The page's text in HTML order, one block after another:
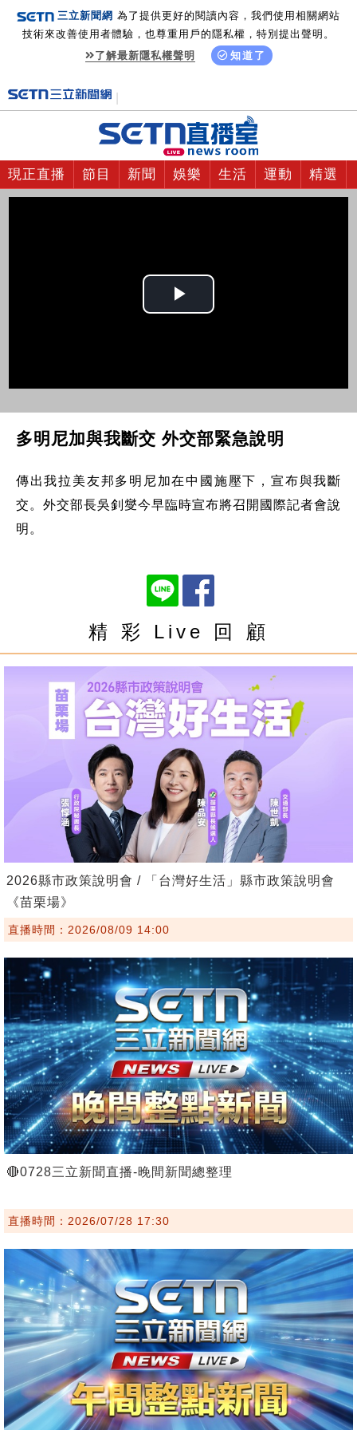
三立新聞網 為了提供更好的閱讀內容，我們使用相關網站
技術來改善使用者體驗，也尊重用戶的隱私權，特別提出聲明。
了解最新隱私權聲明
知道了
現正直播 節目 新聞 娛樂 生活 運動 精選
Play
多明尼加與我斷交 外交部緊急說明
傳出我拉美友邦多明尼加在中國施壓下，宣布與我斷
交。外交部長吳釗燮今早臨時宣布將召開國際記者會說
明。
精 彩 Live 回 顧
2026縣市政策說明會 / 「台灣好生活」縣市政策說明會
《苗栗場》
直播時間：2026/08/09 14:00
🔴0728三立新聞直播-晚間新聞總整理
直播時間：2026/07/28 17:30